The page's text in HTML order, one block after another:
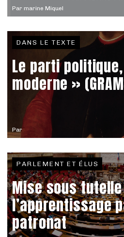
Par marine Miquel
Par
DANS LE TEXTE
Le parti
moderne »
PARLEMENT ET ÉLUS
Mise sous
l’apprentissage
patronat